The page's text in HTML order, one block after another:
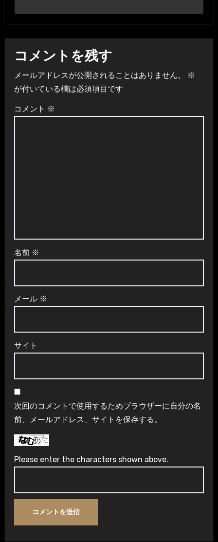
ビ
ゲ
ー
シ
コメントを残す
メールアドレスが公開されることはありません。
※
が付いている欄は必須項目です
コメント ※
名前 ※
メール ※
サイト
次回のコメントで使用するためブラウザーに自分の名
前、メールアドレス、サイトを保存する。
Please enter the characters shown above.